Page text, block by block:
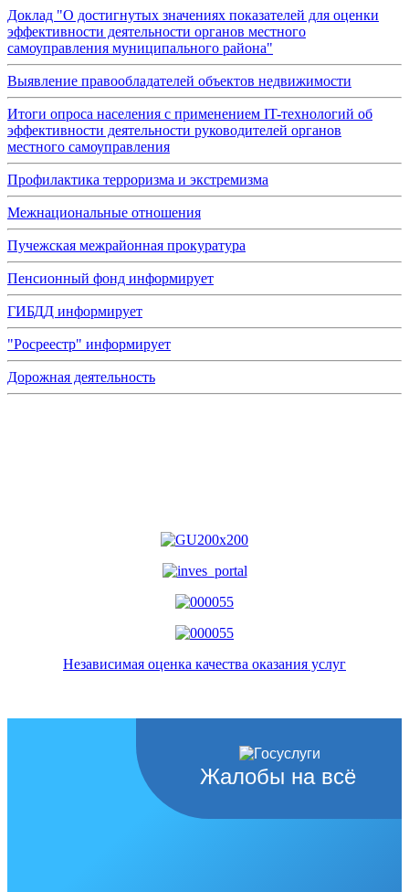
Доклад "О достигнутых значениях показателей для оценки
эффективности деятельности органов местного
самоуправления муниципального района"
Выявление правообладателей объектов недвижимости
Итоги опроса населения с применением IT-технологий об
эффективности деятельности руководителей органов
местного самоуправления
Профилактика терроризма и экстремизма
Межнациональные отношения
Пучежская межрайонная прокуратура
Пенсионный фонд информирует
ГИБДД информирует
"Росреестр" информирует
Дорожная деятельность
Независимая оценка качества оказания услуг
Жалобы на всё